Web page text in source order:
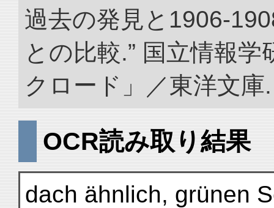
過去の発見と1906-
との比較.” 国立情報
クロード」／東洋文
OCR読み取り結果
dach ähnlich, grünen